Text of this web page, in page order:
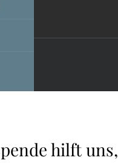
hilft uns,